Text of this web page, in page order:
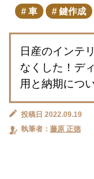
車 鍵作成
日産のインテ
なくした！デ
用と納期につ
投稿日 2022.09.19
執筆者： 藤原 正徳